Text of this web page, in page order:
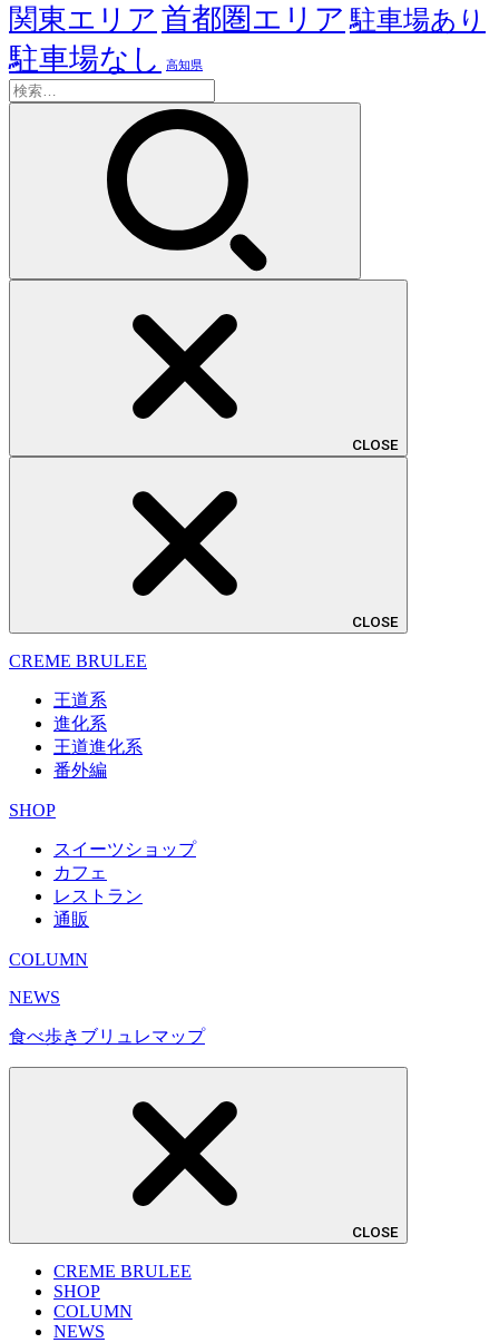
関東エリア 首都圏エリア 駐車場あり
駐車場なし 高知県
検
索:
CLOSE
CLOSE
CREME BRULEE
王道系
進化系
王道進化系
番外編
SHOP
スイーツショップ
カフェ
レストラン
通販
COLUMN
NEWS
食べ歩きブリュレマップ
CLOSE
CREME BRULEE
SHOP
COLUMN
NEWS